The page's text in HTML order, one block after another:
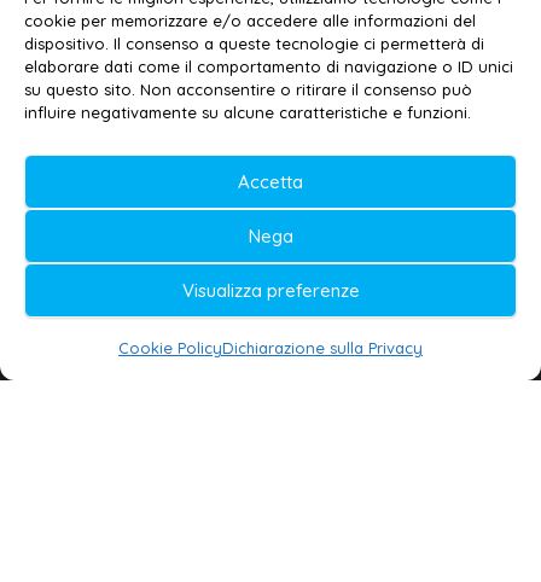
cookie per memorizzare e/o accedere alle informazioni del
dispositivo. Il consenso a queste tecnologie ci permetterà di
elaborare dati come il comportamento di navigazione o ID unici
su questo sito. Non acconsentire o ritirare il consenso può
influire negativamente su alcune caratteristiche e funzioni.
Accetta
Nega
Visualizza preferenze
Cookie PolicyDichiarazione sulla Privacy
Privacy policy–Cookie policy
© 2020-2026 | Galatina24 ®
Testata iscritta al n. 11/2020 Registro della
Stampa Tribunale di Lecce
Editore e direttore responsabile:
Daniele G. Masciullo
Galatina24 è marchio registrato dal Ministero
delle Imprese